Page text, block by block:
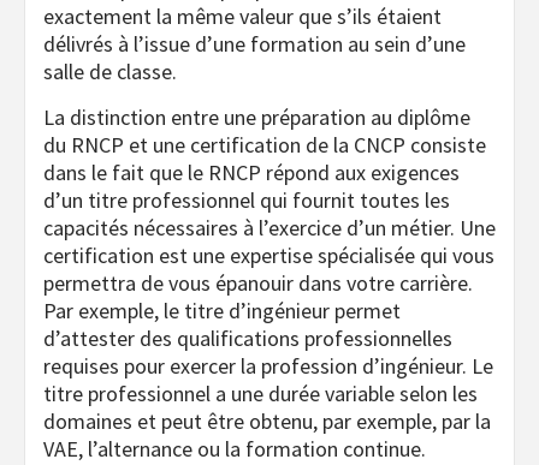
exactement la même valeur que s’ils étaient
délivrés à l’issue d’une formation au sein d’une
salle de classe.
La distinction entre une préparation au diplôme
du RNCP et une certification de la CNCP consiste
dans le fait que le RNCP répond aux exigences
d’un titre professionnel qui fournit toutes les
capacités nécessaires à l’exercice d’un métier. Une
certification est une expertise spécialisée qui vous
permettra de vous épanouir dans votre carrière.
Par exemple, le titre d’ingénieur permet
d’attester des qualifications professionnelles
requises pour exercer la profession d’ingénieur. Le
titre professionnel a une durée variable selon les
domaines et peut être obtenu, par exemple, par la
VAE, l’alternance ou la formation continue.